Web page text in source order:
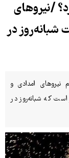
/نیروهای
۱۷_۱۸ روز است شبانه‌روز در
امدادی و
خسته و فرسوده هستند و ۱۷_۱۸ روز است که شبانه‌روز در